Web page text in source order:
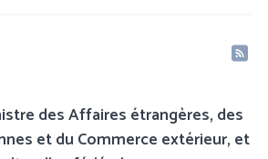
des Affaires étrangères, des
et du Commerce extérieur, et